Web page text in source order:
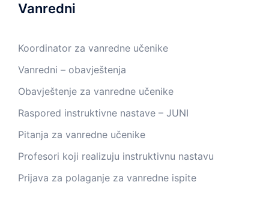
Vanredni
Koordinator za vanredne učenike
Vanredni – obavještenja
Obavještenje za vanredne učenike
Raspored instruktivne nastave – JUNI
Pitanja za vanredne učenike
Profesori koji realizuju instruktivnu nastavu
Prijava za polaganje za vanredne ispite